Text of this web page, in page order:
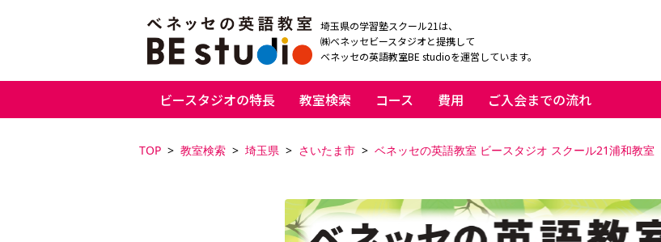
埼玉県の学習塾スクール21は、
㈱ベネッセビースタジオと提携して
ベネッセの英語教室BE studioを運営しています。
ビースタジオの特長 教室検索 コース 費用 ご入会までの流れ
TOP 教室検索 埼玉県 さいたま市 ベネッセの英語教室 ビースタジオ スクール21浦和教室